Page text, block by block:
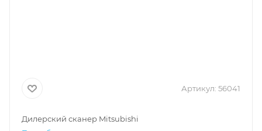
Артикул: 56041
Дилерский сканер Mitsubishi